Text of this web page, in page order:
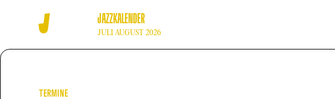
JAZZKALENDER
JULI AUGUST 2026
TERMINE